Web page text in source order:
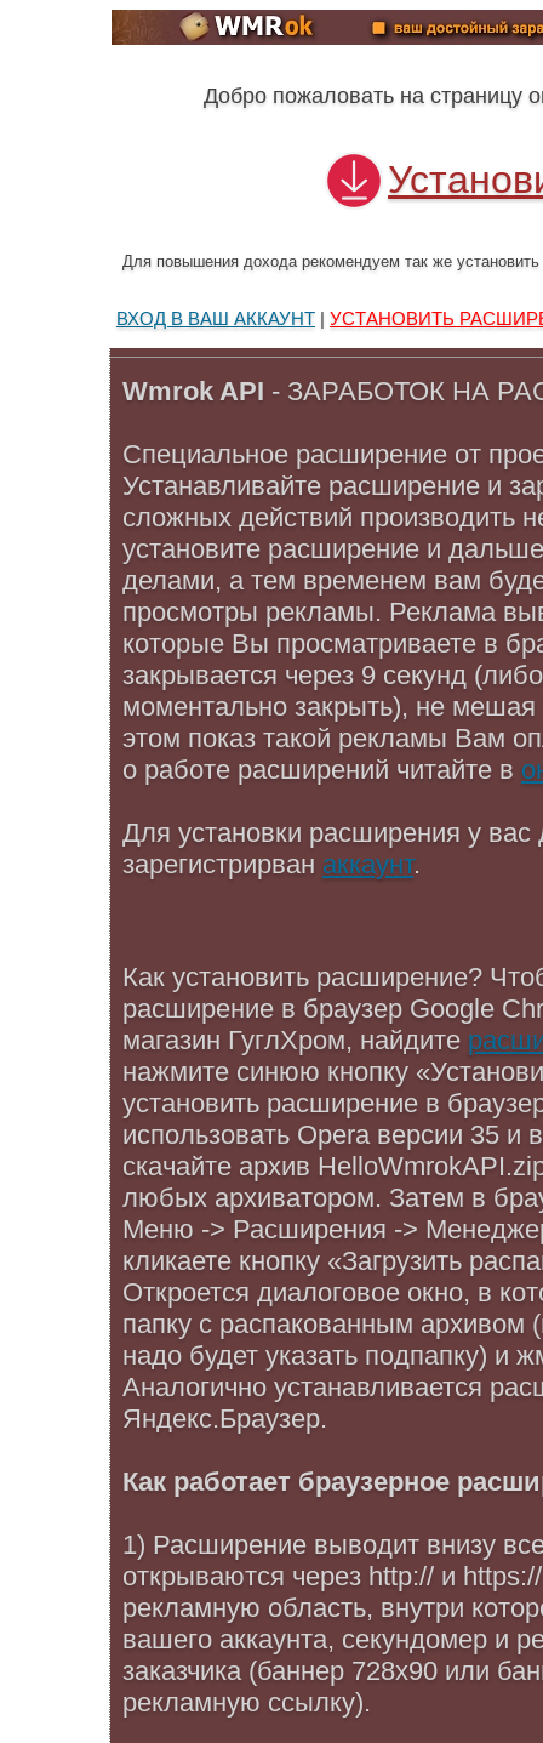
Добро пожаловать на страницу
Для повышения дохода рекомендуем так же
ВХОД В ВАШ АККАУНТ УСТАНОВИТЬ
Wmrok API - ЗАРАБОТОК НА
Специальное расширение от
Устанавливайте расширение и
сложных действий производить
установите расширение и
делами, а тем временем вам
просмотры рекламы. Реклама
которые Вы просматриваете в
закрывается через 9 секунд
моментально закрыть), не
этом показ такой рекламы Вам
о работе расширений читайте в
Для установки расширения у
зарегистрирван аккаунт.
Как установить расширение?
расширение в браузер Google
магазин ГуглХром, найдите
нажмите синюю кнопку
установить расширение в
использовать Opera версии 35 и
скачайте архив
любых архиватором. Затем в
Меню -> Расширения ->
кликаете кнопку «Загрузить
Откроется диалоговое окно, в
папку с распакованным архивом
надо будет указать подпапку) и
Аналогично устанавливается
Яндекс.Браузер.
Как работает браузерное
1) Расширение выводит внизу
открываются через http:// и
рекламную область, внутри
вашего аккаунта, секундомер и
заказчика (баннер 728x90 или
рекламную ссылку).